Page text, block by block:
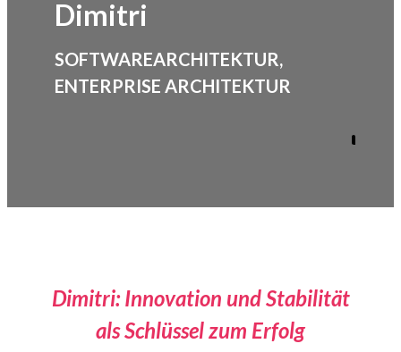
Dimitri
SOFTWAREARCHITEKTUR,
ENTERPRISE ARCHITEKTUR
Dimitri: Innovation und Stabilität
als Schlüssel zum Erfolg